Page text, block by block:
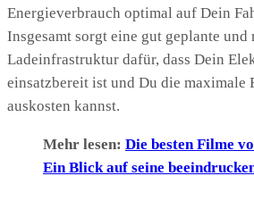
Energieverbrauch optimal auf Dein
Insgesamt sorgt eine gut geplante und
Ladeinfrastruktur dafür, dass Dein
einsatzbereit ist und Du die maximale
auskosten kannst.
Mehr lesen: Die besten Filme
Ein Blick auf seine